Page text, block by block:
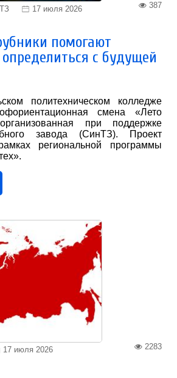
17 июля 2026 387
помогают
с будущей
политехническом колледже
смена «Лето
при поддержке
завода (СинТЗ). Проект
региональной программы
17 июля 2026 2283